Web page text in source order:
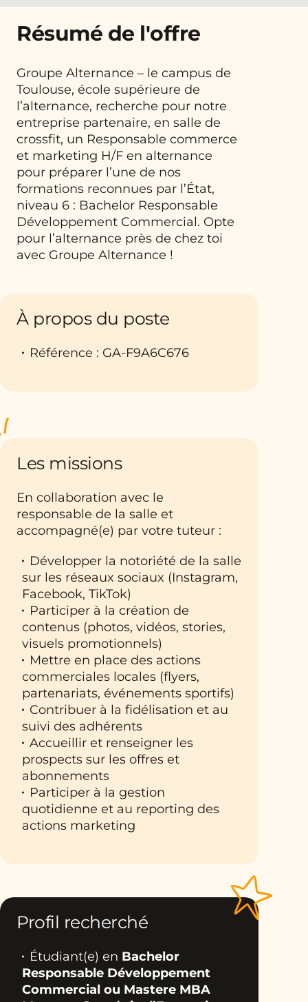
Résumé de l'offre
Groupe Alternance – le campus de
Toulouse, école supérieure de
l’alternance, recherche pour notre
entreprise partenaire, en salle de
crossfit, un Responsable commerce
et marketing H/F en alternance
pour préparer l’une de nos
formations reconnues par l’État,
niveau 6 : Bachelor Responsable
Développement Commercial. Opte
pour l’alternance près de chez toi
avec Groupe Alternance !
À propos du poste
Référence : GA-F9A6C676
Les missions
En collaboration avec le
responsable de la salle et
accompagné(e) par votre tuteur :
Développer la notoriété de la salle
sur les réseaux sociaux (Instagram,
Facebook, TikTok)
Participer à la création de
contenus (photos, vidéos, stories,
visuels promotionnels)
Mettre en place des actions
commerciales locales (flyers,
partenariats, événements sportifs)
Contribuer à la fidélisation et au
suivi des adhérents
Accueillir et renseigner les
prospects sur les offres et
abonnements
Participer à la gestion
quotidienne et au reporting des
actions marketing
Profil recherché
Étudiant(e) en Bachelor
Responsable Développement
Commercial ou Mastere MBA